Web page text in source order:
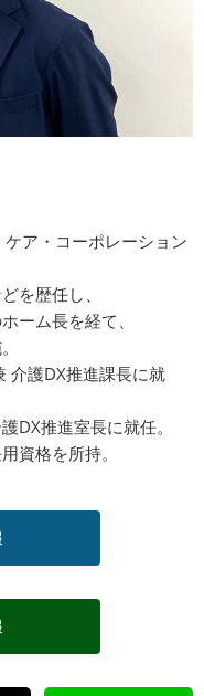
ア・コーポレーション
を歴任し、
ーム長を経て、
介護DX推進課長に就
DX推進室長に就任。
資格を所持。